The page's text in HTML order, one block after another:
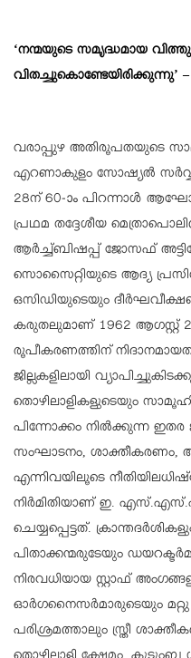
‘നന്മയുടെ സമൃദ്ധമായ
വിതച്ചുകൊണ്ടേയിരിക്കുന്നു’
വരാപ്പുഴ അതിരൂപതയുടെ
എറണാകുളം സോഷ്യല്‍
28ന് 60-ാം പിറന്നാള്‍
പ്രഥമ തദ്ദേശീയ
ആര്‍ച്ച്ബിഷപ്പ് ജോസഫ്
സൊസൈറ്റിയുടെ ആദ്യ
ഒസിഡിയുടെയും
കരുതലുമാണ് 1962
രൂപീകരണത്തിന്
ജില്ലകളിലായി
തൊഴിലാളികളുടെയും
പിന്നോക്കം നില്‍ക്കുന്ന
സംഘാടനം, ശാക്തീകരണം,
എന്നിവയിലൂടെ
നിര്‍മിതിയാണ് ഇ.
ചെയ്യപ്പെട്ടത്.
പിതാക്കന്മരുടേയും
നിരവധിയായ സ്റ്റാഫ്
ഓര്‍ഗനൈസര്‍മാരുടെയും
പരിശ്രമത്താലും സ്ത്രീ